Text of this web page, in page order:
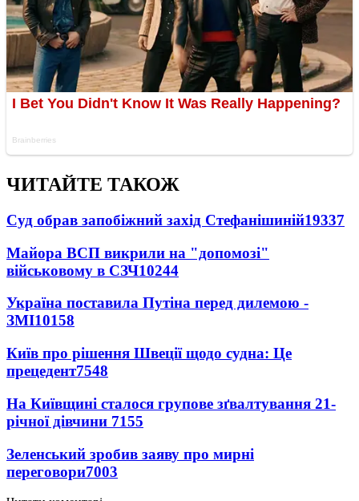
ЧИТАЙТЕ ТАКОЖ
Суд обрав запобіжний захід Стефанішиній19337
Майора ВСП викрили на "допомозі"
військовому в СЗЧ10244
Україна поставила Путіна перед дилемою -
ЗМІ10158
Київ про рішення Швеції щодо судна: Це
прецедент7548
На Київщині сталося групове зґвалтування 21-
річної дівчини 7155
Зеленський зробив заяву про мирні
переговори7003